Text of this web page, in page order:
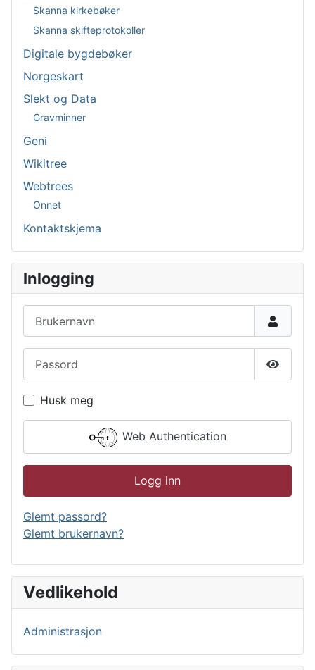
Skanna kirkebøker
Skanna skifteprotokoller
Digitale bygdebøker
Norgeskart
Slekt og Data
Gravminner
Geni
Wikitree
Webtrees
Onnet
Kontaktskjema
Inlogging
Vis
Husk meg
Web Authentication
Logg inn
Glemt passord?
Glemt brukernavn?
Vedlikehold
Administrasjon